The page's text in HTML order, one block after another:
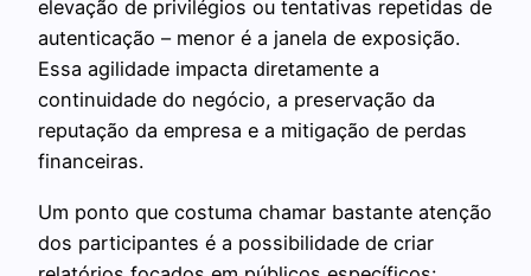
elevação de privilégios ou tentativas repetidas de
autenticação – menor é a janela de exposição.
Essa agilidade impacta diretamente a
continuidade do negócio, a preservação da
reputação da empresa e a mitigação de perdas
financeiras.
Um ponto que costuma chamar bastante atenção
dos participantes é a possibilidade de criar